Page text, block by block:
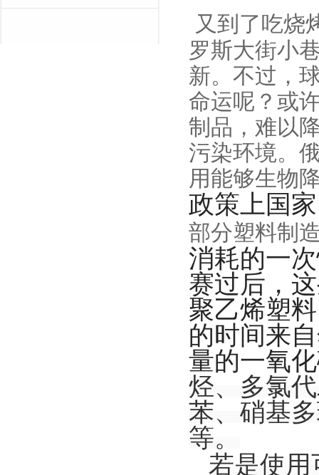
又到了吃烧
罗斯大街小
新。不过，
命运呢？或
制品，难以
污染环境。
用能够生物
政策上国家
部分塑料制
消耗的一
赛过后，
聚乙烯塑
的时间来
量的一氧
烃、多氯
苯、硝基
等。
若是使用